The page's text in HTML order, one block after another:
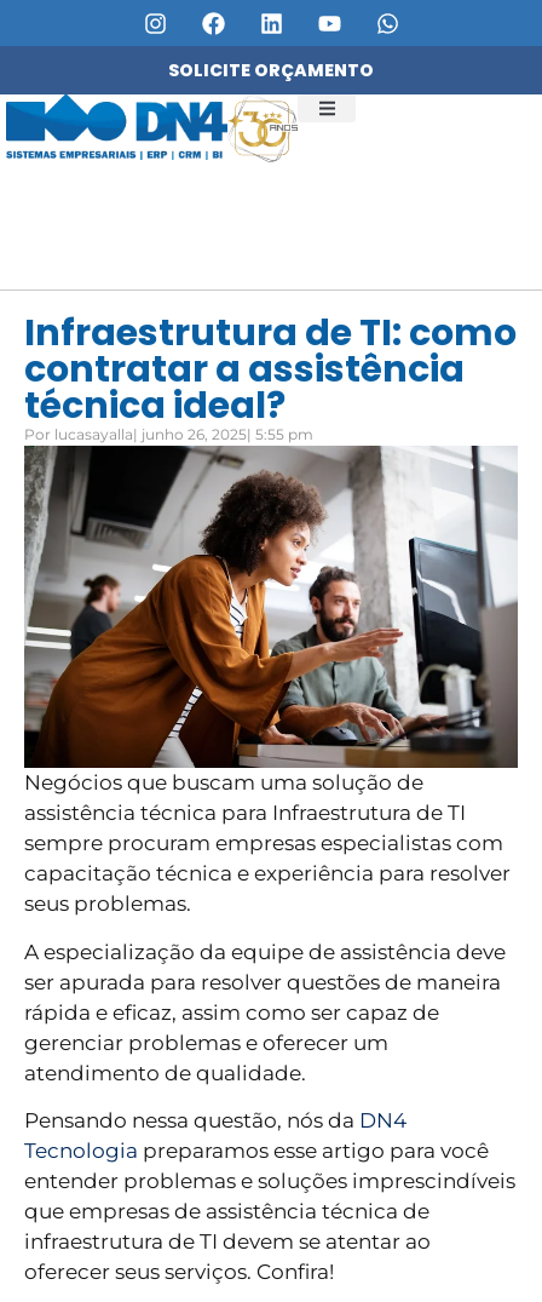
SOLICITE ORÇAMENTO
Infraestrutura de TI: como
contratar a assistência
técnica ideal?
Por lucasayalla| junho 26, 2025| 5:55 pm
Negócios que buscam uma solução de
assistência técnica para Infraestrutura de TI
sempre procuram empresas especialistas com
capacitação técnica e experiência para resolver
seus problemas.
A especialização da equipe de assistência deve
ser apurada para resolver questões de maneira
rápida e eficaz, assim como ser capaz de
gerenciar problemas e oferecer um
atendimento de qualidade.
Pensando nessa questão, nós da DN4
Tecnologia preparamos esse artigo para você
entender problemas e soluções imprescindíveis
que empresas de assistência técnica de
infraestrutura de TI devem se atentar ao
oferecer seus serviços. Confira!